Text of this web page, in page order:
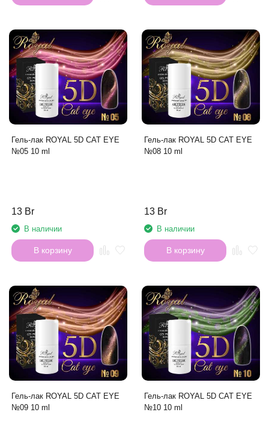
Гель-лак ROYAL 5D CAT EYE
№05 10 ml
13 Br
В наличии
В корзину
Гель-лак ROYAL 5D CAT EYE
№08 10 ml
13 Br
В наличии
В корзину
Гель-лак ROYAL 5D CAT EYE
№09 10 ml
Гель-лак ROYAL 5D CAT EYE
№10 10 ml